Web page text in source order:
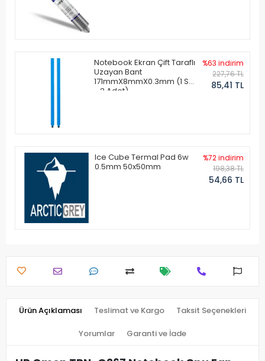
Notebook Ekran Çift Taraflı
Uzayan Bant
171mmX8mmX0.3mm (1 Set
- 2 Adet)
%63 indirim
227,76 TL
85,41 TL
Ice Cube Termal Pad 6w
0.5mm 50x50mm
%72 indirim
198,38 TL
54,66 TL
Ürün Açıklaması Teslimat ve Kargo Taksit Seçenekleri
Yorumlar Garanti ve İade